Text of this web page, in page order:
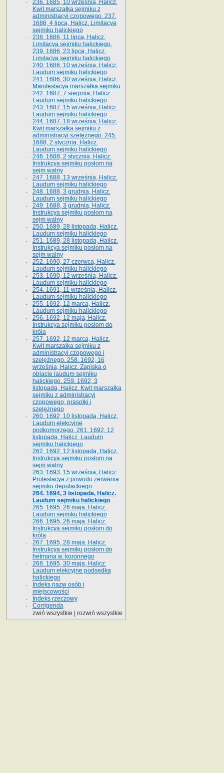
236. 1685, 10 września, Halicz.
Kwit marszałka sejmiku z
administracyi czopowego. 237.
1686, 4 lipca, Halicz. Limitacya
sejmiku halickiego
238. 1686, 11 lipca, Halicz.
Limitacya sejmiku halickiego.
239. 1686, 23 lipca, Halicz.
Limitacya sejmiku halickiego
240. 1686, 10 września, Halicz.
Laudum sejmiku halickiego
241. 1686, 30 września, Halicz.
Manifestacya marszałka sejmiku
242. 1687, 7 sierpnia, Halicz.
Laudum sejmiku halickiego
243. 1687, 15 września, Halicz.
Laudum sejmiku halickiego
244. 1687, 18 września, Halicz.
Kwit marszałka sejmiku z
administracyi szelężnego. 245.
1688, 2 stycznia, Halicz.
Laudum sejmiku halickiego
246. 1688, 2 stycznia, Halicz.
Instrukcya sejmiku posłom na
sejm walny
247. 1688, 13 września, Halicz.
Laudum sejmiku halickiego
248. 1688, 3 grudnia, Halicz.
Laudum sejmiku halickiego
249. 1688, 3 grudnia, Halicz.
Instrukcya sejmiku posłom na
sejm walny
250. 1689, 28 listopada, Halicz.
Laudum sejmiku halickiego
251. 1689, 28 listopada, Halicz.
Instrukcya sejmiku posłom na
sejm walny
252. 1690, 27 czerwca, Halicz.
Laudum sejmiku halickiego
253. 1690, 12 września, Halicz.
Laudum sejmiku halickiego
254. 1691, 11 września, Halicz.
Laudum sejmiku halickiego
255. 1692, 12 marca, Halicz.
Laudum sejmiku halickiego
256. 1692, 12 maja, Halicz.
Instrukcya sejmiku posłom do
króla
257. 1692, 12 marca, Halicz.
Kwit marszałka sejmiku z
administracyi czopowego i
szelężnego. 258. 1692, 16
września, Halicz. Zapiska o
oblacie laudum sejmiku
halickiego. 259. 1692, 3
listopada, Halicz. Kwit marszałka
sejmiku z administracyi
czopowego, prasołki i
szelężnego
260. 1692, 10 listopada, Halicz.
Laudum elekcyjne
podkomorzego. 261. 1692, 12
listopada, Halicz. Laudum
sejmiku halickiego
262. 1692, 12 listopada, Halicz.
Instrukcya sejmiku posłom na
sejm walny
263. 1693, 15 września, Halicz.
Protestacya z powodu zerwania
sejmiku deputackiego
264. 1694, 3 listopada, Halicz.
Laudum sejmiku halickiego
265. 1695, 26 maja, Halicz.
Laudum sejmiku halickiego
266. 1695, 26 maja, Halicz.
Instrukcya sejmiku posłom do
króla
267. 1695, 28 maja, Halicz.
Instrukcya sejmiku posłom do
hetmana w. koronnego
268. 1695, 30 maja, Halicz.
Laudum elekcyjne podsędka
halickiego
Indeks nazw osób i
miejscowości
Indeks rzeczowy
Corrigenda
zwiń wszystkie
rozwiń wszystkie